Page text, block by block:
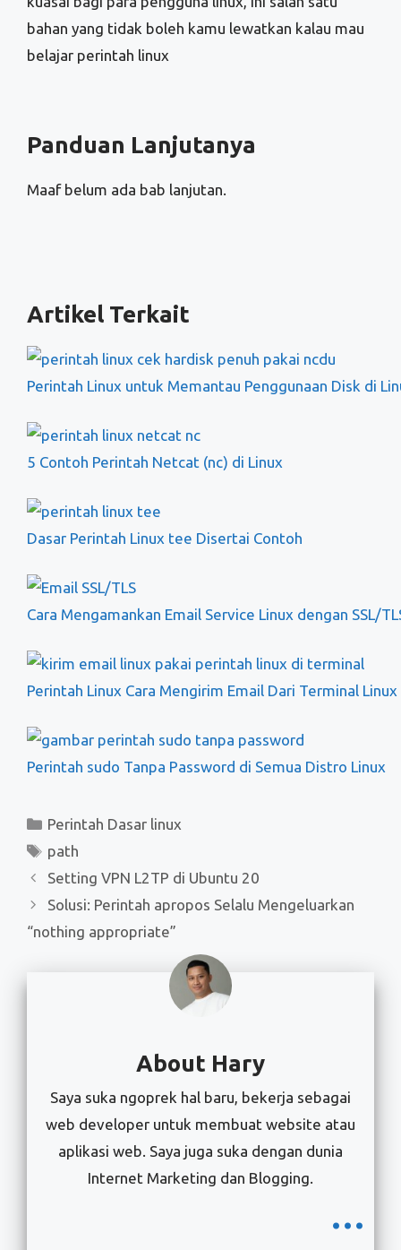
bahan yang tidak boleh kamu lewatkan kalau mau
belajar perintah linux
Panduan Lanjutanya
Maaf belum ada bab lanjutan.
Artikel Terkait
Perintah Linux untuk Memantau Penggunaan Disk di
5 Contoh Perintah Netcat (nc) di Linux
Dasar Perintah Linux tee Disertai Contoh
Cara Mengamankan Email Service Linux dengan SSL/
Perintah Linux Cara Mengirim Email Dari Terminal Linux
Perintah sudo Tanpa Password di Semua Distro Linux
Kategori
Perintah Dasar linux
Tag
path
Setting VPN L2TP di Ubuntu 20
Solusi: Perintah apropos Selalu Mengeluarkan
“nothing appropriate”
About Hary
Saya suka ngoprek hal baru, bekerja sebagai
web developer untuk membuat website atau
aplikasi web. Saya juga suka dengan dunia
Internet Marketing dan Blogging.
...